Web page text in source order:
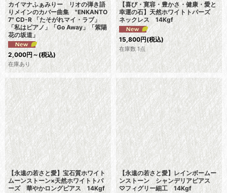
カイマナふぁみりー リオの弾き語
りメインのカバー曲集 "ENKANTO
7" CD-R 「たそがれマイ・ラブ」
「私はピアノ」「Go Away」「紫陽
花の坂道」
2,000円 ～ (税込)
在庫あり
【喜び・寛容・豊かさ・健康・愛と
幸運の石】天然ホワイトトパーズ
ネックレス 14Kgf
15,800円(税込)
在庫数 1点
【永遠の若さと愛】宝石質ホワイト
ムーンストーン×天然ホワイトトパ
ーズ 華やかロングピアス 14Kgf
【永遠の若さと愛】レインボームー
ンストーン シャンデリアピアス
♡フィグリー細工 14Kgf